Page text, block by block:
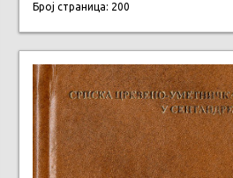
Број страница: 200